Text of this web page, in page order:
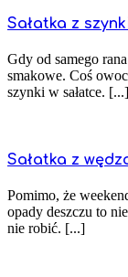
Sałatka z
Gdy od samego
smakowe. Coś
szynki w sałatce. [...]
Sałatka z
Pomimo, że
opady deszczu to
nie robić. [...]